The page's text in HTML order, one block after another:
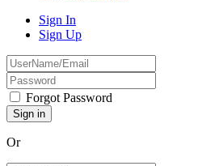
Sign In
Sign Up
Forgot Password
Or